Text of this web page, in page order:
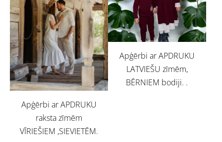
Apģērbi ar APDRUKU
raksta zīmēm
VĪRIEŠIEM ,SIEVIETĒM.
Apģērbi ar APDRUKU
LATVIEŠU zīmēm,
BĒRNIEM bodiji. .